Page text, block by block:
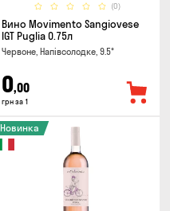
(0)
Вино Movimento Sangiovese
IGT Puglia 0.75л
Червоне, Напівсолодке, 9.5°
0,00
грн за 1
Новинка